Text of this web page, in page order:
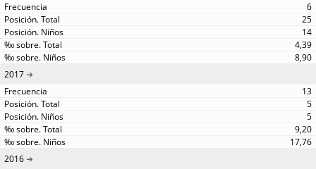
6
25
14
4,39
8,90
2017
13
5
5
9,20
17,76
2016